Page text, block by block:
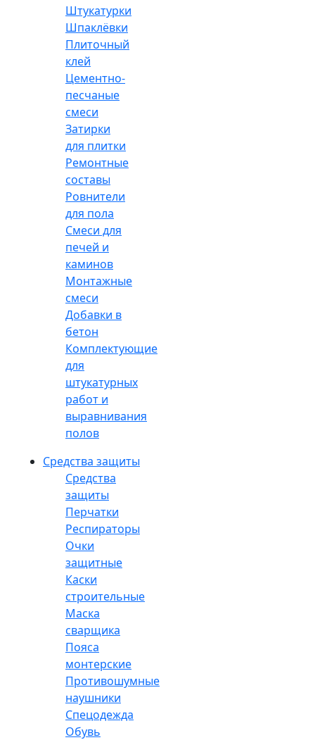
Штукатурки
Шпаклёвки
Плиточный
клей
Цементно-
песчаные
смеси
Затирки
для плитки
Ремонтные
составы
Ровнители
для пола
Смеси для
печей и
каминов
Монтажные
смеси
Добавки в
бетон
Комплектующие
для
штукатурных
работ и
выравнивания
полов
Средства защиты
Средства
защиты
Перчатки
Респираторы
Очки
защитные
Каски
строительные
Маска
сварщика
Пояса
монтерские
Противошумные
наушники
Спецодежда
Обувь